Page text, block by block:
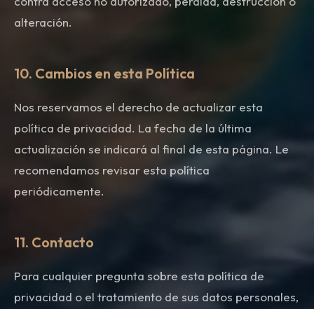
alteración.
10. Cambios en esta Política
Nos reservamos el derecho de actualizar esta
política de privacidad. La fecha de la última
actualización se indicará al final de esta página. Le
recomendamos revisar esta política
periódicamente.
11. Contacto
Para cualquier pregunta sobre esta política de
privacidad o el tratamiento de sus datos personales,